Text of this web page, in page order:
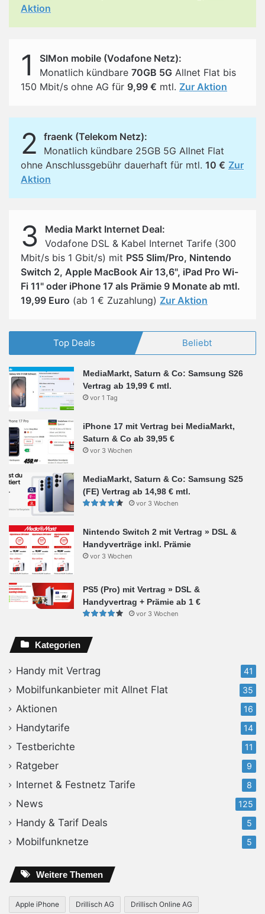
Aktion
1
SIMon mobile (Vodafone Netz):
Monatlich kündbare 70GB 5G Allnet Flat bis
150 Mbit/s ohne AG für 9,99 € mtl. Zur Aktion
2
fraenk (Telekom Netz):
Monatlich kündbare 25GB 5G Allnet Flat
ohne Anschlussgebühr dauerhaft für mtl. 10 € Zur
Aktion
3
Media Markt Internet Deal:
Vodafone DSL & Kabel Internet Tarife (300
Mbit/s bis 1 Gbit/s) mit PS5 Slim/Pro, Nintendo
Switch 2, Apple MacBook Air 13,6", iPad Pro Wi-
Fi 11" oder iPhone 17 als Prämie 9 Monate ab mtl.
19,99 Euro (ab 1 € Zuzahlung) Zur Aktion
Top Deals Beliebt
MediaMarkt, Saturn & Co: Samsung S26
Vertrag ab 19,99 € mtl.
vor 1 Tag
iPhone 17 mit Vertrag bei MediaMarkt,
Saturn & Co ab 39,95 €
vor 3 Wochen
MediaMarkt, Saturn & Co: Samsung S25
(FE) Vertrag ab 14,98 € mtl.
vor 3 Wochen
Nintendo Switch 2 mit Vertrag » DSL &
Handyverträge inkl. Prämie
vor 3 Wochen
PS5 (Pro) mit Vertrag » DSL &
Handyvertrag + Prämie ab 1 €
vor 3 Wochen
Kategorien
Handy mit Vertrag 41
Mobilfunkanbieter mit Allnet Flat 35
Aktionen 16
Handytarife 14
Testberichte 11
Ratgeber 9
Internet & Festnetz Tarife 8
News 125
Handy & Tarif Deals 5
Mobilfunknetze 5
Weitere Themen
Apple iPhone Drillisch AG Drillisch Online AG